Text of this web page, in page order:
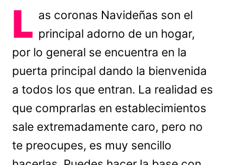
L as coronas Navideñas son el
principal adorno de un hogar,
por lo general se encuentra en la
puerta principal dando la bienvenida
a todos los que entran. La realidad es
que comprarlas en establecimientos
sale extremadamente caro, pero no
te preocupes, es muy sencillo